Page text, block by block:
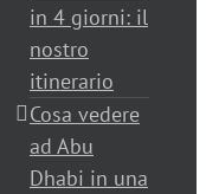
in 4 giorni: il
nostro
itinerario
Cosa vedere
ad Abu
Dhabi in una